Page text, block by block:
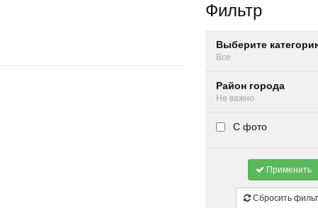
Фильтр
Выберите
Все
Район города
Не важно
С фото
Применить
Сбросить